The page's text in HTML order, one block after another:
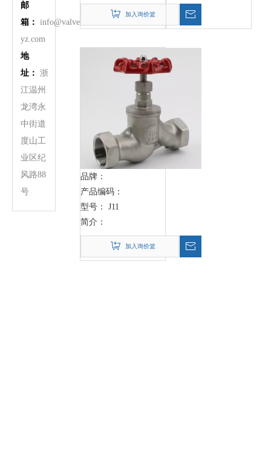
邮
箱 ： info@valve-
yz.com
地
址： 浙
江温州
龙湾永
中街道
度山工
业区纪
风路88
号
工作压力:320Pa
温度范围: -20°℃ ~
气体等其他腐蚀性液体
密封材料:PTFE，
RPTFE， PPL等
加入询价篮
品牌：
产品编码：
型号：
J11
简介：
加入询价篮